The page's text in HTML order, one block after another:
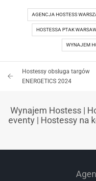
AGENCJA HOSTESS
HOSTESSA PTAK
WYNAJEM
Hostessy obsługa targów
ENERGETICS 2024
Wynajem Hostess|
eventy | Hostessy na